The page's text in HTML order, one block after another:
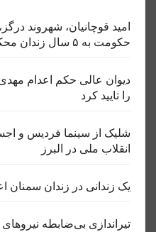
امید قوچانیان، شهروند
حکومت به ۵ سال زندان محکوم شد
دیوان عالی حکم اعدام
را تایید کرد
شلیک از سینما فردیس و
انقلاب ملی در البرز
یک زندانی در زندان سمنان
تیراندازی بی‌ضابطه